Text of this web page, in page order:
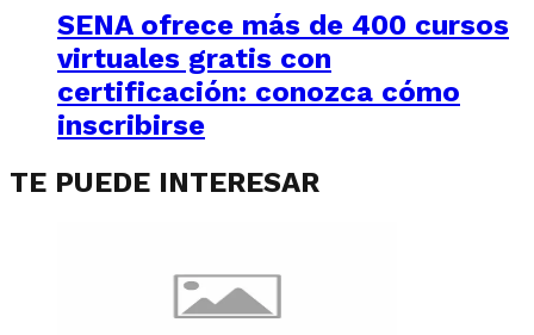
SENA ofrece más de 400 cursos
virtuales gratis con
certificación: conozca cómo
inscribirse
TE PUEDE INTERESAR